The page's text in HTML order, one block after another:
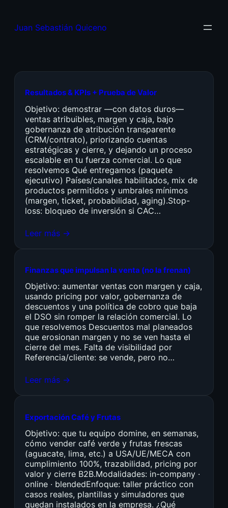
Juan Sebastián Quiceno
Resultados & KPIs + Prueba de Valor
Objetivo: demostrar —con datos duros—
ventas atribuibles, margen y caja, bajo
gobernanza de atribución transparente
(CRM/contrato), priorizando cuentas
estratégicas y cierre, y dejando un proceso
escalable en tu fuerza comercial. Lo que
resolvemos Qué entregamos (paquete
ejecutivo) Países/canales habilitados, mix de
productos permitidos y umbrales mínimos
(margen, ticket, probabilidad, aging).Stop-
loss: bloqueo de inversión si CAC…
Leer más →
Finanzas que impulsan la venta (no la frenan)
Objetivo: aumentar ventas con margen y caja,
usando pricing por valor, gobernanza de
descuentos y una política de cobro que baja
el DSO sin romper la relación comercial. Lo
que resolvemos Descuentos mal planeados
que erosionan margen y no se ven hasta el
cierre del mes. Falta de visibilidad por
Referencia/cliente: se vende, pero no…
Leer más →
Exportación Café y Frutas
Objetivo: que tu equipo domine, en semanas,
cómo vender café verde y frutas frescas
(aguacate, lima, etc.) a USA/UE/MECA con
cumplimiento 100%, trazabilidad, pricing por
valor y cierre B2B.Modalidades: in-company ·
online · blendedEnfoque: taller práctico con
casos reales, plantillas y simuladores que
quedan instalados en la empresa. ¿Qué